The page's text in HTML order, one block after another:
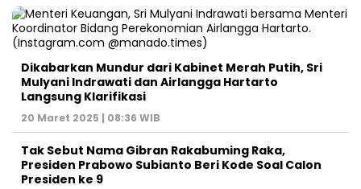
Dikabarkan Mundur dari Kabinet Merah Putih, Sri
Mulyani Indrawati dan Airlangga Hartarto
Langsung Klarifikasi
20 Maret 2025 | 08:36 WIB
Tak Sebut Nama Gibran Rakabuming Raka,
Presiden Prabowo Subianto Beri Kode Soal Calon
Presiden ke 9